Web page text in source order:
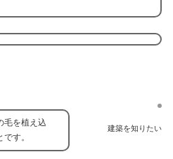
建築を知りたい
毛を植え込
す。